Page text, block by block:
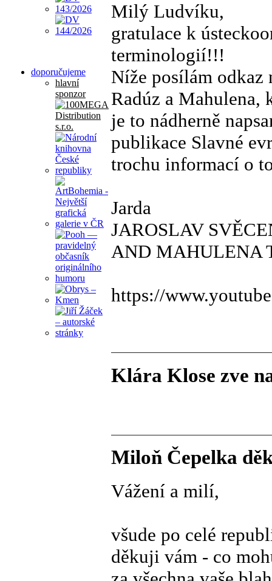
doporučujeme
hlavní
sponzor
Milý Ludvíku,
gratulace k
terminologií!!!
Níže posílám
Radúz a Mahulena,
je to nádherně
publikace Slavné
trochu informací o
Jarda
JAROSLAV
AND MAHULENA
https://
Klára Klose zve
Miloň Čepelka
Vážení a milí,
všude po celé
děkuji vám - co